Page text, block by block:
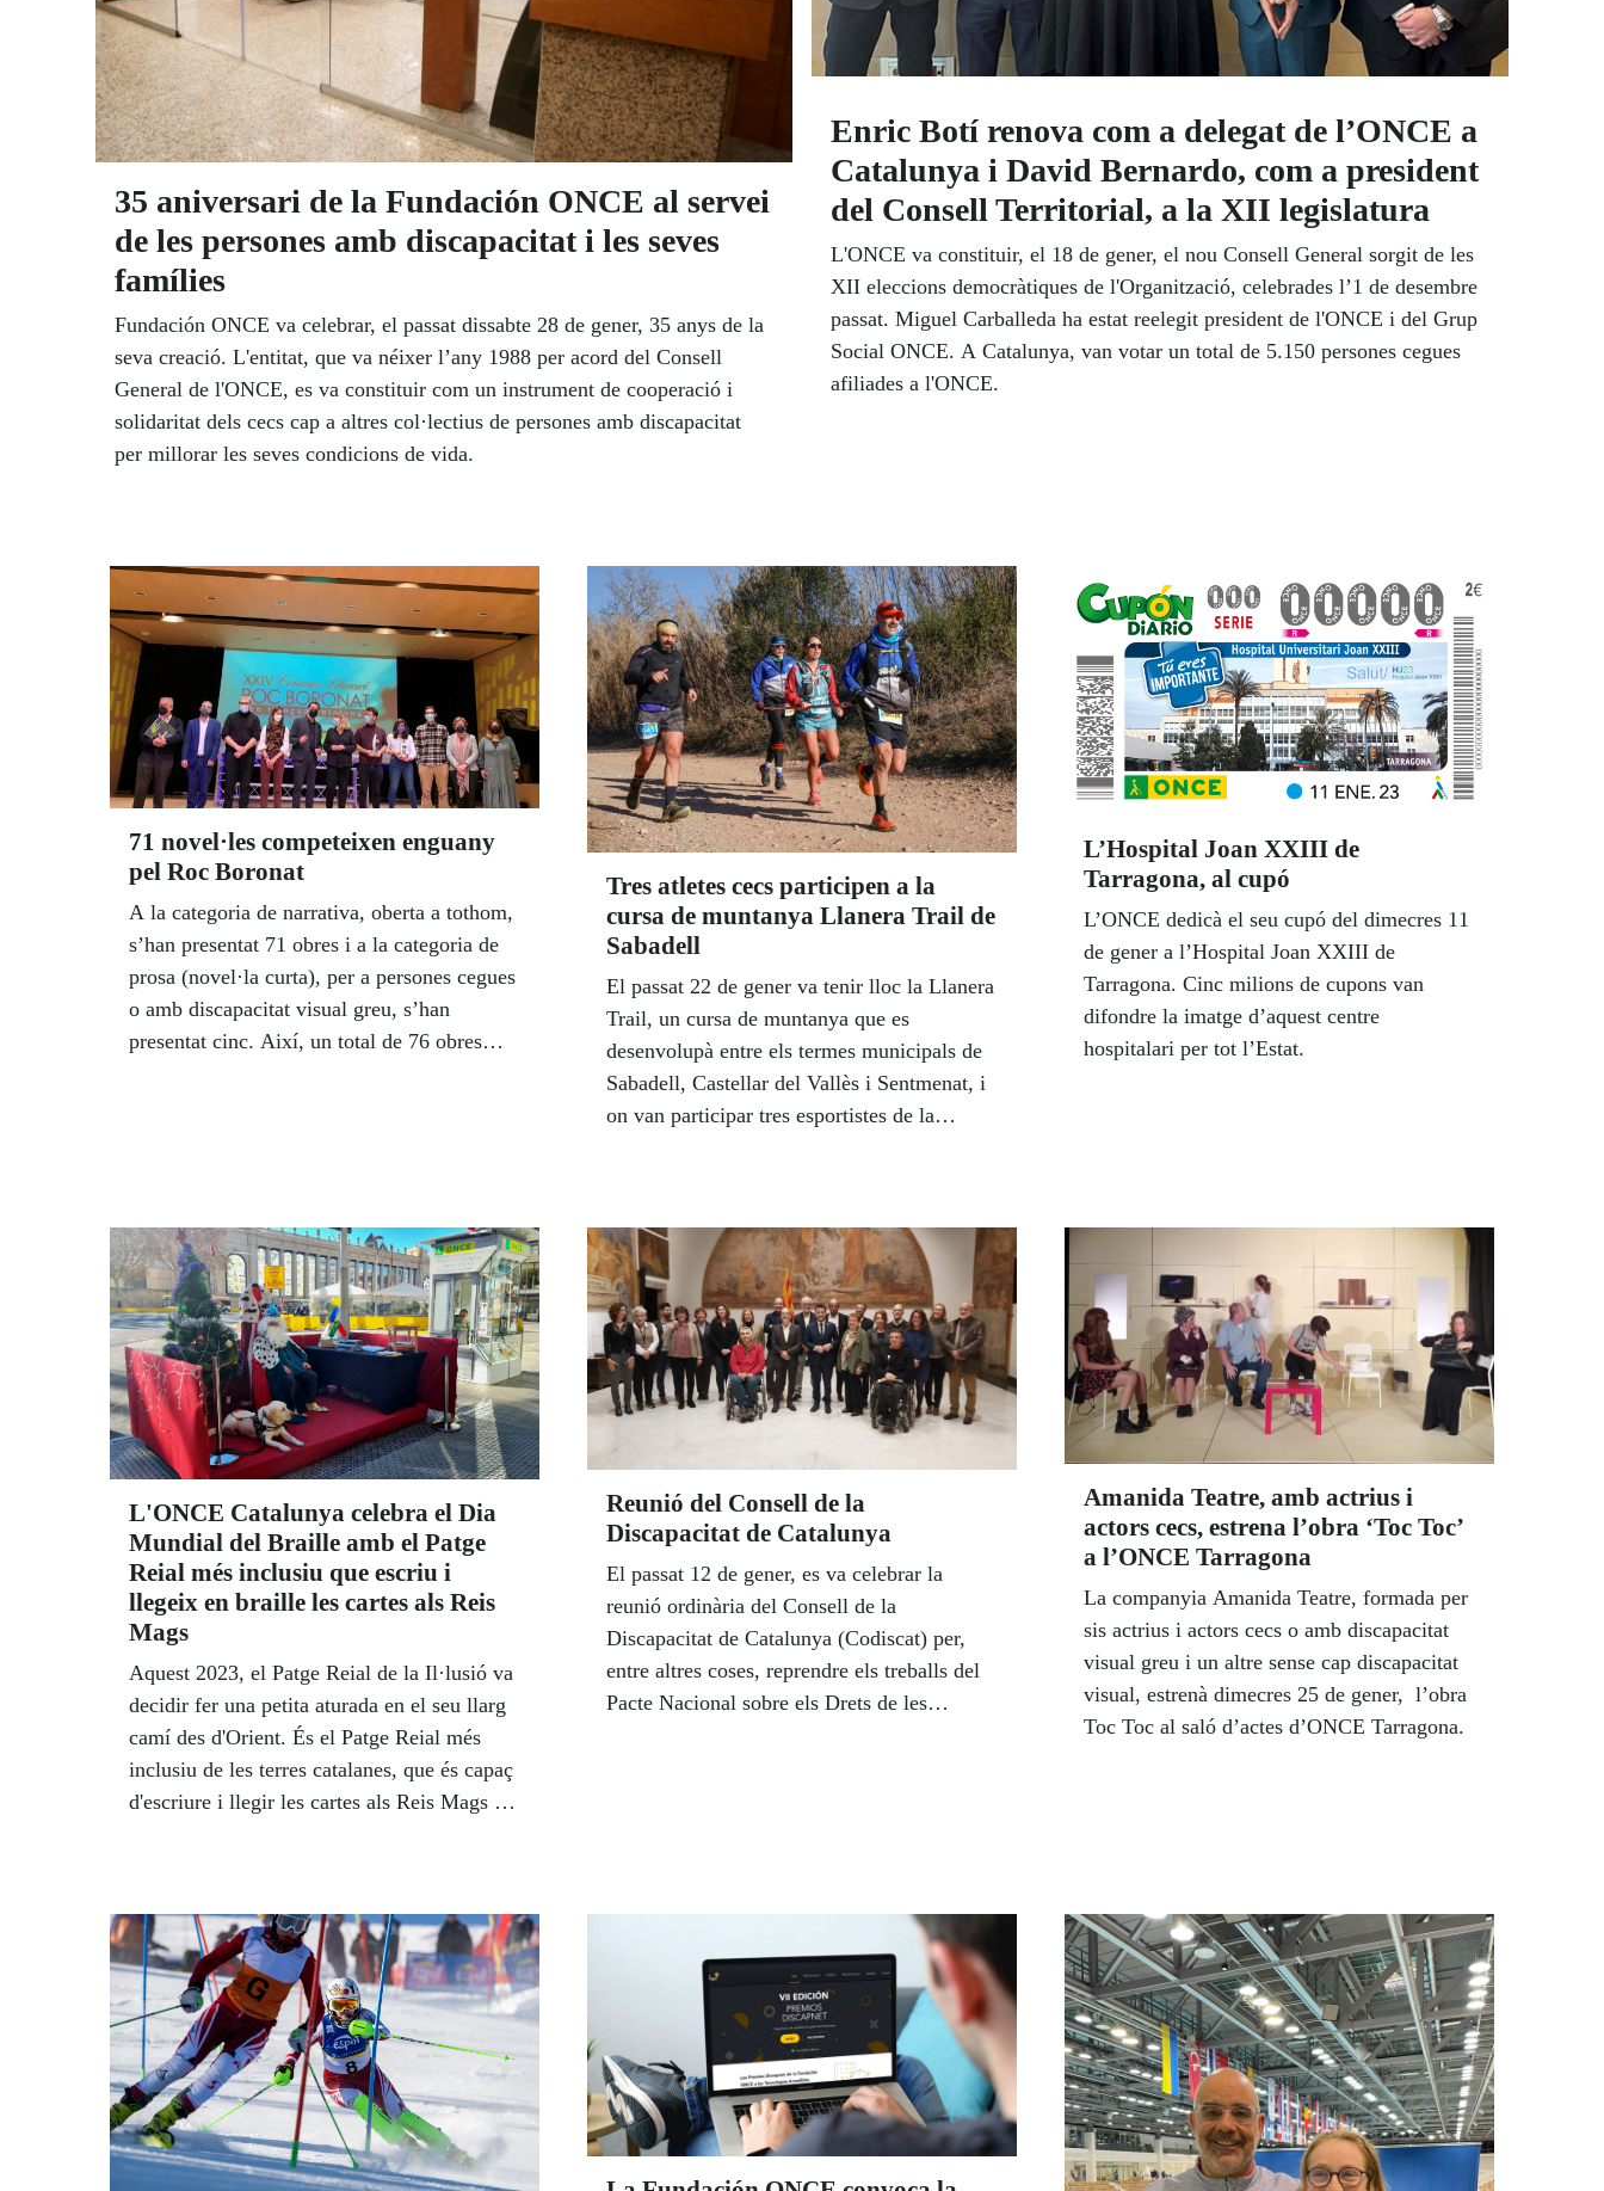
35 aniversari de la Fundación ONCE al servei
de les persones amb discapacitat i les seves
famílies
Fundación ONCE va celebrar, el passat dissabte 28 de gener, 35 anys de la
seva creació. L'entitat, que va néixer l’any 1988 per acord del Consell
General de l'ONCE, es va constituir com un instrument de cooperació i
solidaritat dels cecs cap a altres col·lectius de persones amb discapacitat
per millorar les seves condicions de vida.
Enric Botí renova com a delegat de l’ONCE a
Catalunya i David Bernardo, com a president
del Consell Territorial, a la XII legislatura
L'ONCE va constituir, el 18 de gener, el nou Consell General sorgit de les
XII eleccions democràtiques de l'Organització, celebrades l’1 de desembre
passat. Miguel Carballeda ha estat reelegit president de l'ONCE i del Grup
Social ONCE. A Catalunya, van votar un total de 5.150 persones cegues
afiliades a l'ONCE.
71 novel·les competeixen enguany
pel Roc Boronat
A la categoria de narrativa, oberta a tothom,
s’han presentat 71 obres i a la categoria de
prosa (novel·la curta), per a persones cegues
o amb discapacitat visual greu, s’han
presentat cinc. Així, un total de 76 obres
Tres atletes cecs participen a la
cursa de muntanya Llanera Trail de
Sabadell
El passat 22 de gener va tenir lloc la Llanera
Trail, un cursa de muntanya que es
desenvolupà entre els termes municipals de
Sabadell, Castellar del Vallès i Sentmenat, i
on van participar tres esportistes de la
L’Hospital Joan XXIII de
Tarragona, al cupó
L’ONCE dedicà el seu cupó del dimecres 11
de gener a l’Hospital Joan XXIII de
Tarragona. Cinc milions de cupons van
difondre la imatge d’aquest centre
hospitalari per tot l’Estat.
L'ONCE Catalunya celebra el Dia
Mundial del Braille amb el Patge
Reial més inclusiu que escriu i
llegeix en braille les cartes als Reis
Mags
Aquest 2023, el Patge Reial de la Il·lusió va
decidir fer una petita aturada en el seu llarg
camí des d'Orient. És el Patge Reial més
inclusiu de les terres catalanes, que és capaç
d'escriure i llegir les cartes als Reis Mags en
Reunió del Consell de la
Discapacitat de Catalunya
El passat 12 de gener, es va celebrar la
reunió ordinària del Consell de la
Discapacitat de Catalunya (Codiscat) per,
entre altres coses, reprendre els treballs del
Pacte Nacional sobre els Drets de les
Amanida Teatre, amb actrius i
actors cecs, estrena l’obra ‘Toc Toc’
a l’ONCE Tarragona
La companyia Amanida Teatre, formada per
sis actrius i actors cecs o amb discapacitat
visual greu i un altre sense cap discapacitat
visual, estrenà dimecres 25 de gener, l’obra
Toc Toc al saló d’actes d’ONCE Tarragona.